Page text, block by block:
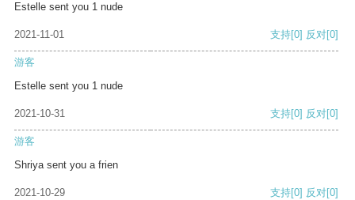
Estelle sent you 1 nude
2021-11-01 支持[0] 反对[0]
游客
Estelle sent you 1 nude
2021-10-31 支持[0] 反对[0]
游客
Shriya sent you a frien
2021-10-29 支持[0] 反对[0]